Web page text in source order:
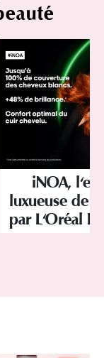
iNOA,
luxueuse de
par L'Oréal